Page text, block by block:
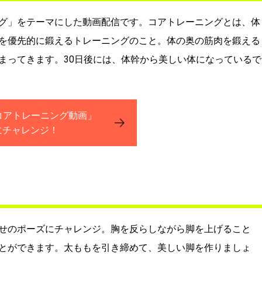
」をテーマにした動画配信です。コアトレーニングとは、体
先的に鍛えるトレーニングのこと。体の奥の筋肉を鍛える
ってきます。30日後には、体幹から美しい体になっているで
アトレーニング動画」
チャレンジ！
ポーズにチャレンジ。胸を反らしながら脚を上げること
できます。太ももを引き締めて、美しい脚を作りましょ